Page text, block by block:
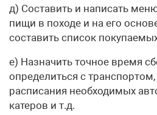
д) Составить и написать
пищи в походе и на его
составить список
е) Назначить точное время
определиться с транспортом,
расписания необходимых
катеров и т.д.